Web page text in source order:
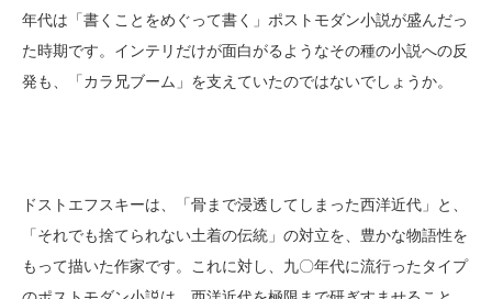
年代は「書くことをめぐって書く」ポストモダン小説が盛んだっ
た時期です。インテリだけが面白がるようなその種の小説への反
発も、「カラ兄ブーム」を支えていたのではないでしょうか。
ドストエフスキーは、「骨まで浸透してしまった西洋近代」と、
「それでも捨てられない土着の伝統」の対立を、豊かな物語性を
もって描いた作家です。これに対し、九〇年代に流行ったタイプ